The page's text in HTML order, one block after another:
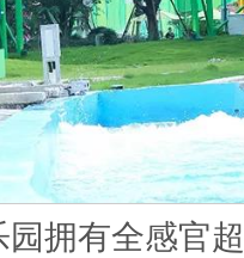
园拥有全感官